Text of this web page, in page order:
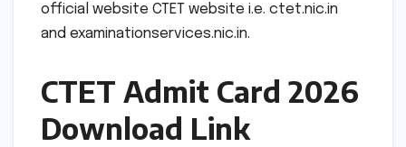
official website CTET website i.e. ctet.nic.in
and examinationservices.nic.in.
CTET Admit Card 2026
Download Link